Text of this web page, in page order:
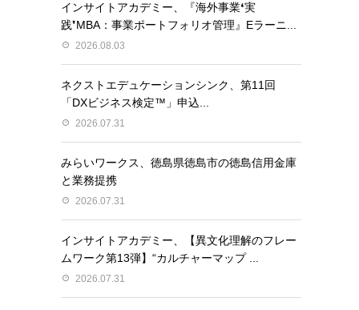
インサイトアカデミー、『海外事業❛実
践❜MBA：事業ポートフォリオ管理』Eラーニ...
2026.08.03
ネクストエデュケーションシンク、第11回
「DXビジネス検定™」申込...
2026.07.31
みらいワークス、徳島県徳島市の徳島信用金庫
と業務提携
2026.07.31
インサイトアカデミー、【異⽂化理解のフレー
ムワーク第13弾】“カルチャーマップ ...
2026.07.31